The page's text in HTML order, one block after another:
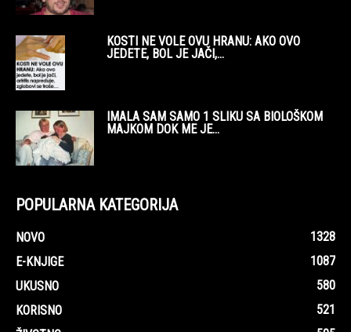
KOSTI NE VOLE OVU HRANU: AKO OVO
JEDETE, BOL JE JAČI,...
IMALA SAM SAMO 1 SLIKU SA BIOLOŠKOM
MAJKOM DOK ME JE...
POPULARNA KATEGORIJA
NOVO
1328
E-KNJIGE
1087
UKUSNO
580
KORISNO
521